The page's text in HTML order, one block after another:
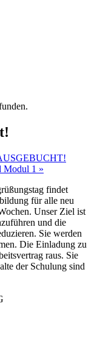
Modul 1 »
findet
für alle neu
Unser Ziel ist
und die
Sie werden
Die Einladung zu
raus. Sie
der Schulung sind